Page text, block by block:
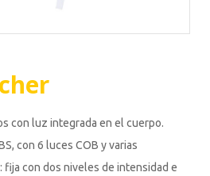
con luz integrada en el cuerpo.
con 6 luces COB y varias
fija con dos niveles de intensidad e